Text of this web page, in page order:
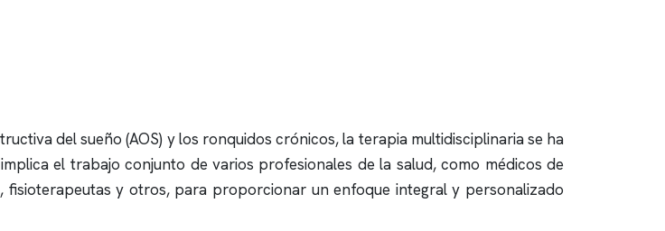
del sueño (AOS) y los ronquidos crónicos, la terapia multidisciplinaria se ha
el trabajo conjunto de varios profesionales de la salud, como médicos de
fisioterapeutas y otros, para proporcionar un enfoque integral y personalizado